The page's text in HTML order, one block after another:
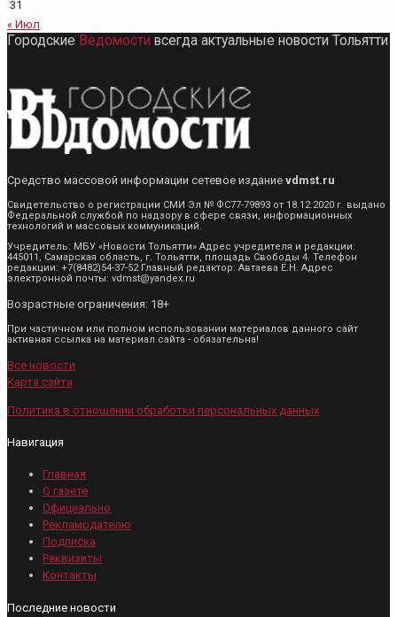
31
« Июл
Городские Ведомости всегда актуальные новости Тольятти
Средство массовой информации сетевое издание vdmst.ru
Свидетельство о регистрации СМИ Эл № ФС77-79893 от 18.12.2020 г. выдано
Федеральной службой по надзору в сфере связи, информационных
технологий и массовых коммуникаций.
Учредитель: МБУ «Новости Тольятти» Адрес учредителя и редакции:
445011, Самарская область, г. Тольятти, площадь Свободы 4. Телефон
редакции: +7(8482)54-37-52 Главный редактор: Автаева Е.Н. Адрес
электронной почты: vdmst@yandex.ru
Возрастные ограничения: 18+
При частичном или полном использовании материалов данного сайт
активная ссылка на материал сайта - обязательна!
Все новости
Карта сайта
Политика в отношении обработки персональных данных
Навигация
Главная
О газете
Официально
Рекламодателю
Подписка
Реквизиты
Контакты
Последние новости